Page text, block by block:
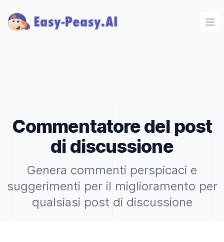
Commentatore del post
di discussione
Genera commenti perspicaci e
suggerimenti per il miglioramento per
qualsiasi post di discussione